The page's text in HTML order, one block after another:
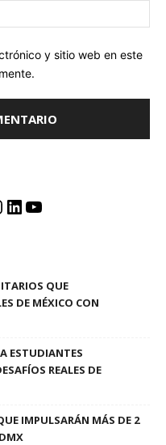
y sitio web en este
LinkedIn
YouTube
QUE
DE MÉXICO CON
ESTUDIANTES
REALES DE
IMPULSARÁN MÁS DE 2